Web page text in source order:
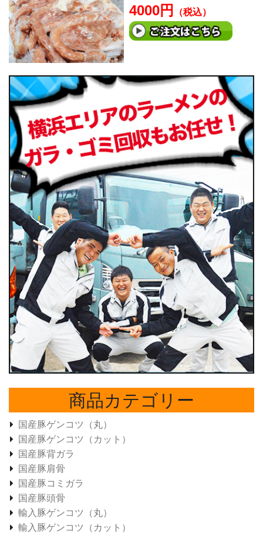
4000円 （税込）
商品カテゴリー
国産豚ゲンコツ（丸）
国産豚ゲンコツ（カット）
国産豚背ガラ
国産豚肩骨
国産豚コミガラ
国産豚頭骨
輸入豚ゲンコツ（丸）
輸入豚ゲンコツ（カット）